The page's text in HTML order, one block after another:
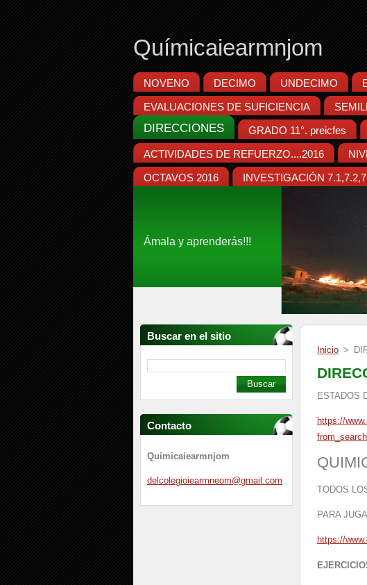
Químicaiearmnjom
NOVENO DECIMO UNDECIMO
EVALUACIONES DE SUFICIENCIA
DIRECCIONES GRADO 11°. preicfes
ACTIVIDADES DE REFUERZO....2016
OCTAVOS 2016 INVESTIGACIÓN
Ámala y aprenderás!!!
Buscar en el sitio
Contacto
Quimicaiearmnjom
delcolegioiearmneom@gmai l.com
Inicio >
ESTADOS
https://
TODOS
PARA
https://